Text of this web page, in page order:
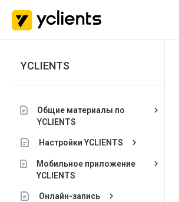
YCLIENTS
Общие материалы по
YCLIENTS
keyboard_arrow_right
Настройки YCLIENTS keyboard_arrow_right
Мобильное приложение
YCLIENTS
keyboard_arrow_right
Онлайн-запись keyboard_arrow_right